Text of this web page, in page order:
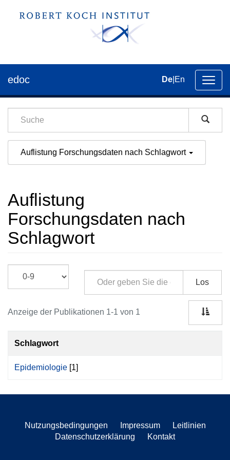
der
edoc De En
Auflistung Forschungsdaten nach Schlagwort
Auflistung
Forschungsdaten nach
Schlagwort
Los
Anzeige der Publikationen 1-1 von 1
Schlagwort
Epidemiologie [1]
Nutzungsbedingungen Impressum
Leitlinien
Datenschutzerklärung
Kontakt